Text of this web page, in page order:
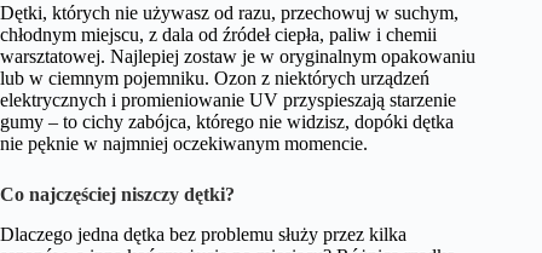
Dętki, których nie używasz od razu, przechowuj w suchym,
chłodnym miejscu, z dala od źródeł ciepła, paliw i chemii
warsztatowej. Najlepiej zostaw je w oryginalnym opakowaniu
lub w ciemnym pojemniku. Ozon z niektórych urządzeń
elektrycznych i promieniowanie UV przyspieszają starzenie
gumy – to cichy zabójca, którego nie widzisz, dopóki dętka
nie pęknie w najmniej oczekiwanym momencie.
Co najczęściej niszczy dętki?
Dlaczego jedna dętka bez problemu służy przez kilka